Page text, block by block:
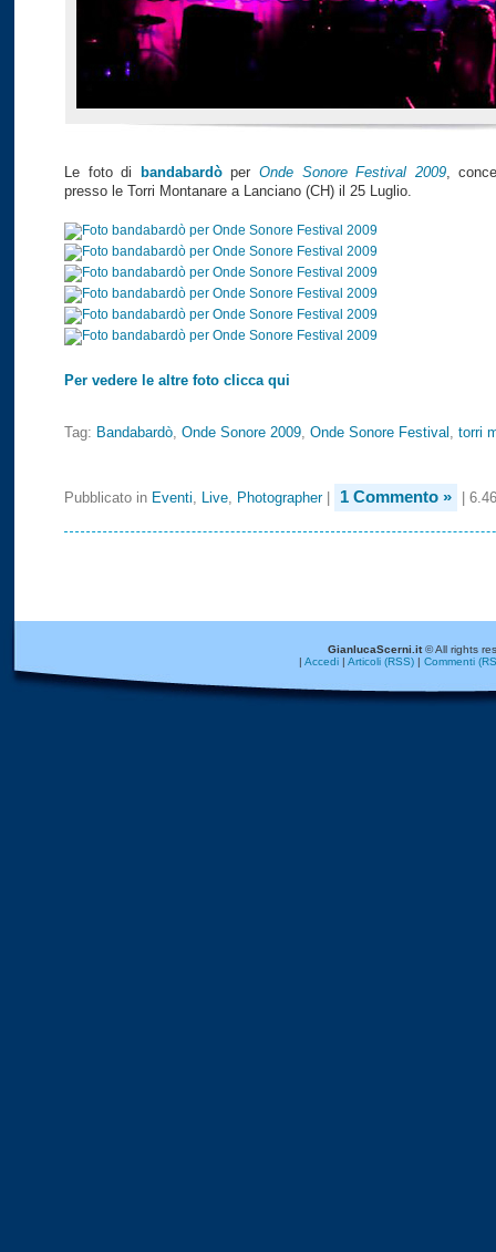
Le foto di bandabardòperOnde Sonore Festival 2009,
presso le Torri Montanare a Lanciano (CH) il 25 Luglio.
Per vedere le altre foto clicca qui
Tag: Bandabardò, Onde Sonore 2009, Onde Sonore Festival , torri
Pubblicato in Eventi, Live, Photographer| 1 Commento » |
GianlucaScerni.it© All rights
| Accedi| Articoli (RSS)| Commenti